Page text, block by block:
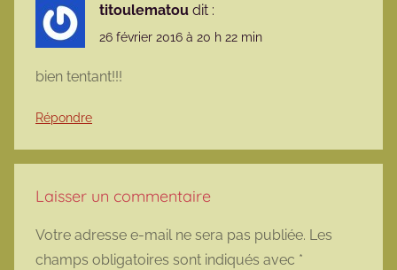
titoulematou dit :
26 février 2016 à 20 h 22 min
bien tentant!!!
Répondre
Laisser un commentaire
Votre adresse e-mail ne sera pas publiée. Les
champs obligatoires sont indiqués avec *